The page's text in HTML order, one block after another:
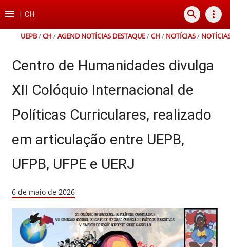
para
conteúdo
para
para
para
rodapé
 |CH search more_vert
UEPB/CH /AGEND NOTÍCIAS DESTAQUE/CH / NOTÍCIAS/
Centro de Humanidades divulga
XII Colóquio Internacional de
Políticas Curriculares, realizado
em articulação entre UEPB,
UFPB, UFPE e UERJ
6 de maio de 2026